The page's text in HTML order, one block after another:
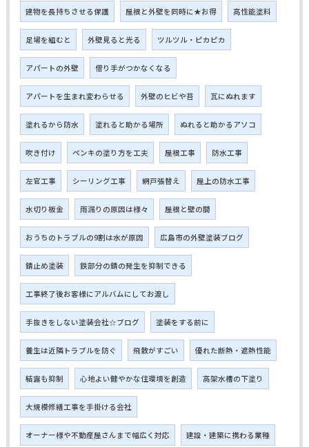
建物を長持ちさせる保護 屋根と外壁を同時に★お得 高性能塗料
足場を組むと 外壁見ると光る ツルツル・ピカピカ
アパートの外壁 借り手がつかなくなる
アパートを生まれ変わらせる 外壁のヒビや苔 瓦にぬれます
塗れるから防水 塗れると助かる場所 ぬれると助かるアソコ
吹き付け ペンキの塗り方を工夫 屋根工事 防水工事
左官工事 シーリング工事 網戸張替え 屋上の防水工事
水切り板金 雨漏りの原因は様々 屋根と壁の間
おうちのトラブルの9割は水が原因 広島市の外壁塗装ブログ
錆止め塗装 鉄部分の錆の発生を抑制できる
工事終了後お客様にアルバムにしてお渡し
手抜きをしない塗装会社☆ブログ 塗装をする前に
養生は近隣トラブルを防ぐ 飛散がすごい 優れた断熱・遮熱性能
結露も抑制 心地よい健やかな住環境を創造 高架水槽の下塗り
大規模修繕工事を手掛ける会社
オーナー様や不動産屋さんまで幅広く対応 建設・建築に携わる業種